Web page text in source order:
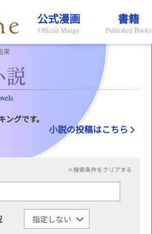
公式漫画
Official Manga
書籍
Published Books
果
グです。
小説の投稿はこちら
×検索条件をクリアする